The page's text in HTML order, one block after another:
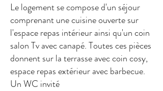
Le logement se compose d'un séjour
comprenant une cuisine ouverte sur
l'espace repas intérieur ainsi qu'un coin
salon Tv avec canapé. Toutes ces pièces
donnent sur la terrasse avec coin cosy,
espace repas extérieur avec barbecue.
Un WC invité